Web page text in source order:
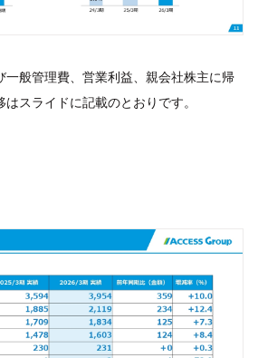
一般管理費、営業利益、親会社株主に帰
スライドに記載のとおりです。